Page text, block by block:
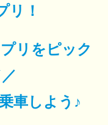
リ！
リをピック
車しよう♪